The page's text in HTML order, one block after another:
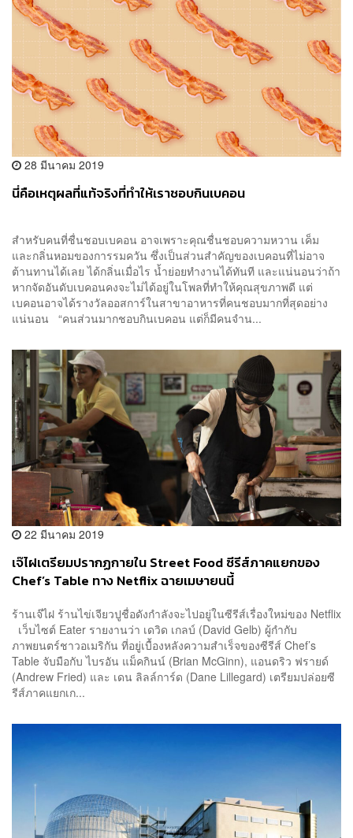
28 มีนาคม 2019
นี่คือเหตุผลที่แท้จริงที่ทำให้เราชอบกินเบคอน
สำหรับคนที่ชื่นชอบเบคอน อาจเพราะคุณชื่นชอบความหวาน เค็ม
และกลิ่นหอมของการรมควัน ซึ่งเป็นส่วนสำคัญของเบคอนที่ไม่อาจ
ต้านทานได้เลย ได้กลิ่นเมื่อไร น้ำย่อยทำงานได้ทันที และแน่นอนว่าถ้า
หากจัดอันดับเบคอนคงจะไม่ได้อยู่ในโพลที่ทำให้คุณสุขภาพดี แต่
เบคอนอาจได้รางวัลออสการ์ในสาขาอาหารที่คนชอบมากที่สุดอย่าง
แน่นอน “คนส่วนมากชอบกินเบคอน แต่ก็มีคนจำน...
22 มีนาคม 2019
เจ๊ไฝเตรียมปรากฏกายใน Street Food ซีรีส์ภาคแยกของ
Chef’s Table ทาง Netflix ฉายเมษายนนี้
ร้านเจ๊ไฝ ร้านไข่เจียวปูชื่อดังกำลังจะไปอยู่ในซีรีส์เรื่องใหม่ของ Netflix
เว็บไซต์ Eater รายงานว่า เดวิด เกลบ์ (David Gelb) ผู้กำกับ
ภาพยนตร์ชาวอเมริกัน ที่อยู่เบื้องหลังความสำเร็จของซีรีส์ Chef’s
Table จับมือกับ ไบรอัน แม็คกินน์ (Brian McGinn), แอนดริว ฟรายด์
(Andrew Fried) และ เดน ลิลล์การ์ด (Dane Lillegard) เตรียมปล่อยซี
รีส์ภาคแยกเก...